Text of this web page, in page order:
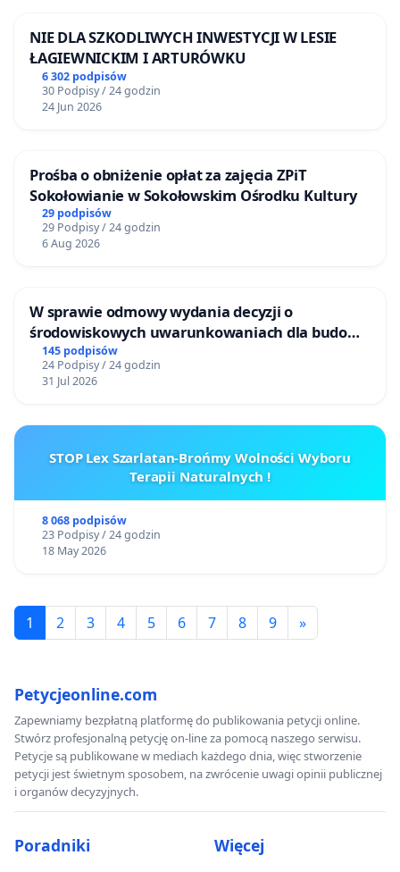
NIE DLA SZKODLIWYCH INWESTYCJI W LESIE
ŁAGIEWNICKIM I ARTURÓWKU
6 302 podpisów
30 Podpisy / 24 godzin
24 Jun 2026
Prośba o obniżenie opłat za zajęcia ZPiT
Sokołowianie w Sokołowskim Ośrodku Kultury
29 podpisów
29 Podpisy / 24 godzin
6 Aug 2026
W sprawie odmowy wydania decyzji o
środowiskowych uwarunkowaniach dla budowy
zakładu wytwarzania biometanu „Krynki” w
Ostrowiu Południowym oraz ochrony
mieszkańców i Puszczy Knyszyńskiej
145 podpisów
24 Podpisy / 24 godzin
31 Jul 2026
STOP Lex Szarlatan-Brońmy Wolności Wyboru
Terapii Naturalnych !
8 068 podpisów
23 Podpisy / 24 godzin
18 May 2026
1 2 3 4 5 6 7 8 9 »
Petycjeonline.com
Zapewniamy bezpłatną platformę do publikowania petycji online.
Stwórz profesjonalną petycję on-line za pomocą naszego serwisu.
Petycje są publikowane w mediach każdego dnia, więc stworzenie
petycji jest świetnym sposobem, na zwrócenie uwagi opinii publicznej
i organów decyzyjnych.
Poradniki Więcej